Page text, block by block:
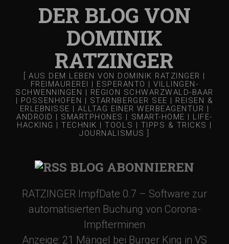
N
DER BLOG VON
DOMINIK
RATZINGER
[ AUS DEM LEBEN VON DOMINIK RATZINGER |
FREIMAUREREI | ESPERANTO | VILLINGEN-
SCHWENNINGEN | REGION SCHWARZWALD-BAAR
| POSSENHOFEN | STARNBERGER SEE | REISEN &
ERLEBNISSE | ALLTAG EINER WERBEAGENTUR |
ANDROID | SMARTPHONES | SMART-HOME | LIFE-
HACKING | TECHNIK | TOOLS | TIPPS & TRICKS |
JOURNALISMUS ]
BLOG ABONNIEREN
RATZINGER ImpfDate 0.7 – Software zur
automatisierten Buchung von Corona-
Impfterminen
Anzeige: 21 Mängel bei Burger King in VS